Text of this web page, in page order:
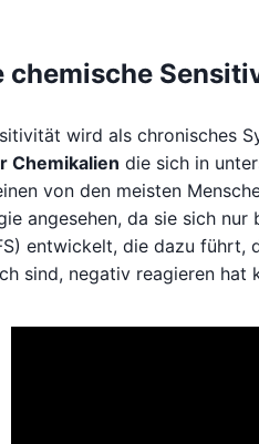
chemische
wird als chronisches
Chemikalien die sich in
von den meisten
angesehen, da sie sich
entwickelt, die dazu führt,
sind, negativ reagieren hat